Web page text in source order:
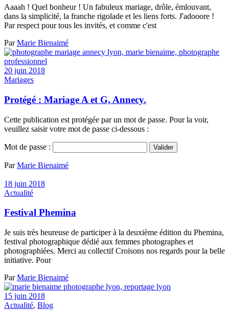
Aaaah ! Quel bonheur ! Un fabuleux mariage, drôle, émlouvant,
dans la simplicité, la franche rigolade et les liens forts. J'adooore !
Par respect pour tous les invités, et comme c'est
ParMarie Bienaimé
20 juin 2018
Mariages
Protégé : Mariage A et G, Annecy.
Cette publication est protégée par un mot de passe. Pour la voir,
veuillez saisir votre mot de passe ci-dessous :
Mot de passe :
ParMarie Bienaimé
18 juin 2018
Actualité
Festival Phemina
Je suis très heureuse de participer à la deuxième édition du Phemina,
festival photographique dédié aux femmes photographes et
photographiées. Merci au collectif Croisons nos regards pour la belle
initiative. Pour
ParMarie Bienaimé
15 juin 2018
Actualité, Blog